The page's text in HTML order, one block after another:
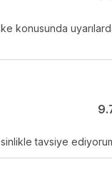
konusunda
tavsiye